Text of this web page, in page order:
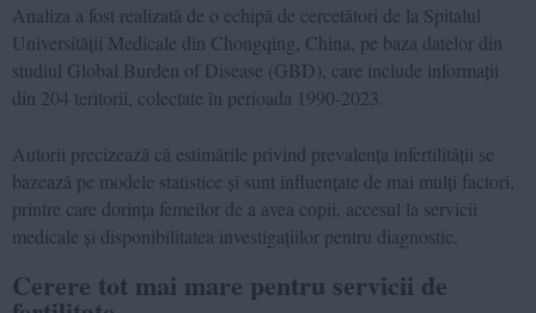
Analiza a fost realizată de o echipă de cercetători de la Spitalul
Universității Medicale din Chongqing, China, pe baza datelor din
studiul Global Burden of Disease (GBD), care include informații
din 204 teritorii, colectate în perioada 1990-2023.
Autorii precizează că estimările privind prevalența infertilității se
bazează pe modele statistice și sunt influențate de mai mulți factori,
printre care dorința femeilor de a avea copii, accesul la servicii
medicale și disponibilitatea investigațiilor pentru diagnostic.
Cerere tot mai mare pentru servicii de